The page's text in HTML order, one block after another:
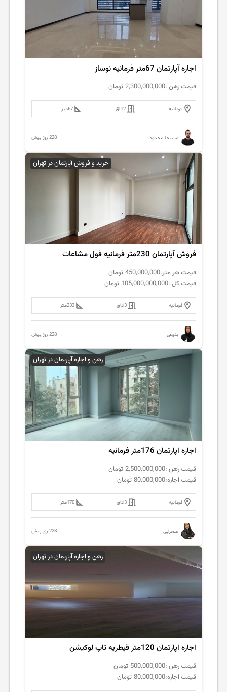
اجاره آپارتمان 67متر فرمانیه نوساز
قیمت رهن :2,300,000,000 تومان
فرمانیه 2اتاق 67متر
مسیحا محمود 228 روز پیش
خرید و فروش آپارتمان در تهران
فروش آپارتمان 230متر فرمانیه فول مشاعات
قیمت هر متر:450,000,000 تومان
قیمت کل :105,000,000,000 تومان
فرمانیه 3اتاق 233متر
بدیعی 228 روز پیش
رهن و اجاره آپارتمان در تهران
اجاره اپارتمان 176متر فرمانیه
قیمت رهن :2,500,000,000 تومان
قیمت اجاره:80,000,000 تومان
فرمانیه 3اتاق 170متر
صحرایی 228 روز پیش
رهن و اجاره آپارتمان در تهران
اجاره اپارتمان 120متر قیطریه تاپ لوکیشن
قیمت رهن :500,000,000 تومان
قیمت اجاره:80,000,000 تومان